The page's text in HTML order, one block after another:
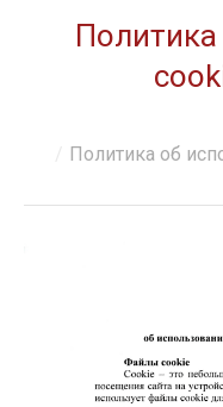
КЛИЕНТАМ
Политика об